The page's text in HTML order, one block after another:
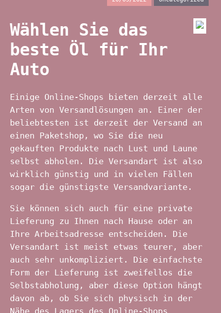
Wählen Sie das
beste Öl für Ihr
Auto
Einige Online-Shops bieten derzeit alle
Arten von Versandlösungen an. Einer der
beliebtesten ist derzeit der Versand an
einen Paketshop, wo Sie die neu
gekauften Produkte nach Lust und Laune
selbst abholen. Die Versandart ist also
wirklich günstig und in vielen Fällen
sogar die günstigste Versandvariante.
Sie können sich auch für eine private
Lieferung zu Ihnen nach Hause oder an
Ihre Arbeitsadresse entscheiden. Die
Versandart ist meist etwas teurer, aber
auch sehr unkompliziert. Die einfachste
Form der Lieferung ist zweifellos die
Selbstabholung, aber diese Option hängt
davon ab, ob Sie sich physisch in der
Nähe des Lagers des Online-Shops